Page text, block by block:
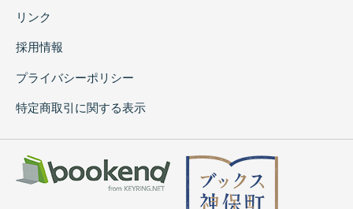
リンク
採用情報
プライバシーポリシー
特定商取引に関する表示